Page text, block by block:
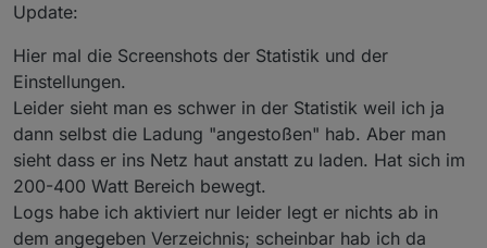
Update:
Hier mal die Screenshots der Statistik und der
Einstellungen.
Leider sieht man es schwer in der Statistik weil ich ja
dann selbst die Ladung "angestoßen" hab. Aber man
sieht dass er ins Netz haut anstatt zu laden. Hat sich im
200-400 Watt Bereich bewegt.
Logs habe ich aktiviert nur leider legt er nichts ab in
dem angegeben Verzeichnis; scheinbar hab ich da